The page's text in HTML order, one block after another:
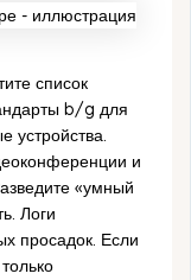
список
b/g для
устройства.
и
«умный
Логи
просадок. Если